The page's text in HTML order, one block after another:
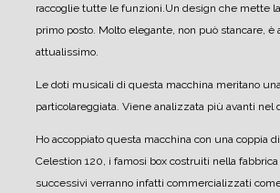
raccoglie tutte le funzioni.Un design che mette
primo posto. Molto elegante, non può stancare, è
attualissimo.
Le doti musicali di questa macchina meritano
particolareggiata. Viene analizzata più avanti nel
Ho accoppiato questa macchina con una coppia
Celestion 120, i famosi box costruiti nella
successivi verranno infatti commercializzati